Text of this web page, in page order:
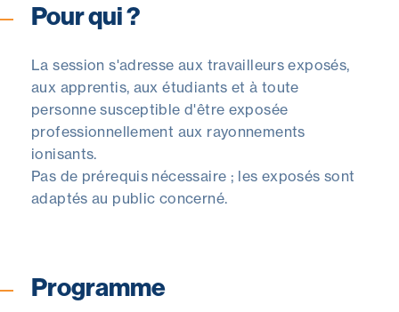
Pour qui ?
La session s'adresse aux travailleurs exposés,
aux apprentis, aux étudiants et à toute
personne susceptible d'être exposée
professionnellement aux rayonnements
ionisants.
Pas de prérequis nécessaire ; les exposés sont
adaptés au public concerné.
Programme